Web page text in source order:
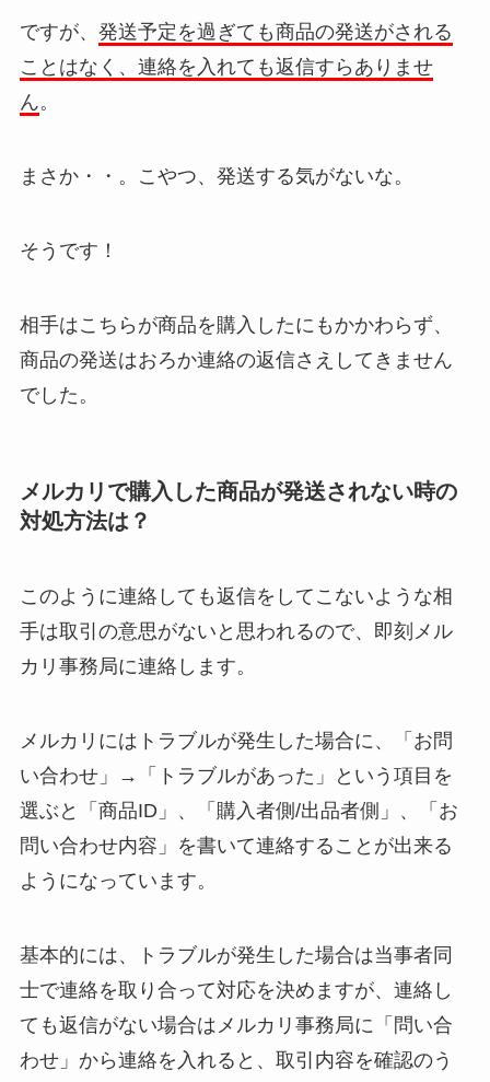
ですが、 発送予定を過ぎても商品の発送がされる
ことはなく、連絡を入れても返信すらありませ
ん。
まさか・・。こやつ、発送する気がないな。
そうです！
相手はこちらが商品を購入したにもかかわらず、
商品の発送はおろか連絡の返信さえしてきません
でした。
メルカリで購入した商品が発送されない時の
対処方法は？
このように連絡しても返信をしてこないような相
手は取引の意思がないと思われるので、即刻メル
カリ事務局に連絡します。
メルカリにはトラブルが発生した場合に、「お問
い合わせ」→「トラブルがあった」という項目を
選ぶと「商品ID」、「購入者側/出品者側」、「お
問い合わせ内容」を書いて連絡することが出来る
ようになっています。
基本的には、トラブルが発生した場合は当事者同
士で連絡を取り合って対応を決めますが、連絡し
ても返信がない場合はメルカリ事務局に「問い合
わせ」から連絡を入れると、取引内容を確認のう